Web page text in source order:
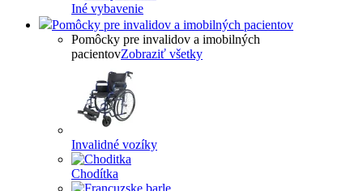
Iné vybavenie
Pomôcky pre invalidov a imobilných pacientov
Pomôcky pre invalidov a imobilných
pacientovZobraziť všetky
Invalidné vozíky
Chodítka